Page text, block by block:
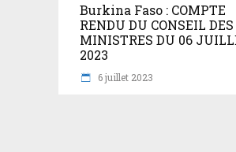
Burkina Faso : COMPTE
RENDU DU CONSEIL DES
MINISTRES DU 06
2023
6 juillet 2023